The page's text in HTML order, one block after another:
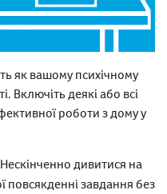
як вашому психічному
Включіть деякі або всі
роботи з дому у
дивитися на
повсякденні завдання без